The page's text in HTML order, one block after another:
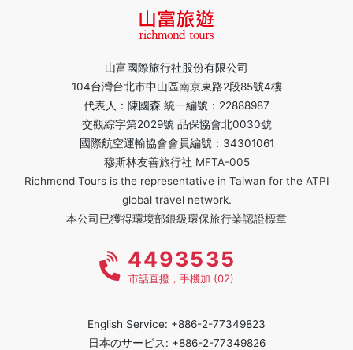
山富國際旅行社股份有限公司
104台灣台北市中山區南京東路2段85號4樓
代表人：陳國森 統一編號：22888987
交觀綜字第2029號 品保協會北0030號
國際航空運輸協會會員編號：34301061
穆斯林友善旅行社 MFTA-005
Richmond Tours is the representative in Taiwan for the ATPI
global travel network.
本公司已獲得環境部銀級環保旅行業認證標章
4493535
市話直撥，手機加 (02)
English Service: +886-2-77349823
日本のサービス: +886-2-77349826